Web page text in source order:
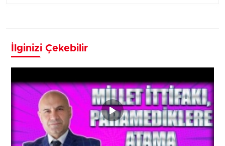
İlginizi Çekebilir